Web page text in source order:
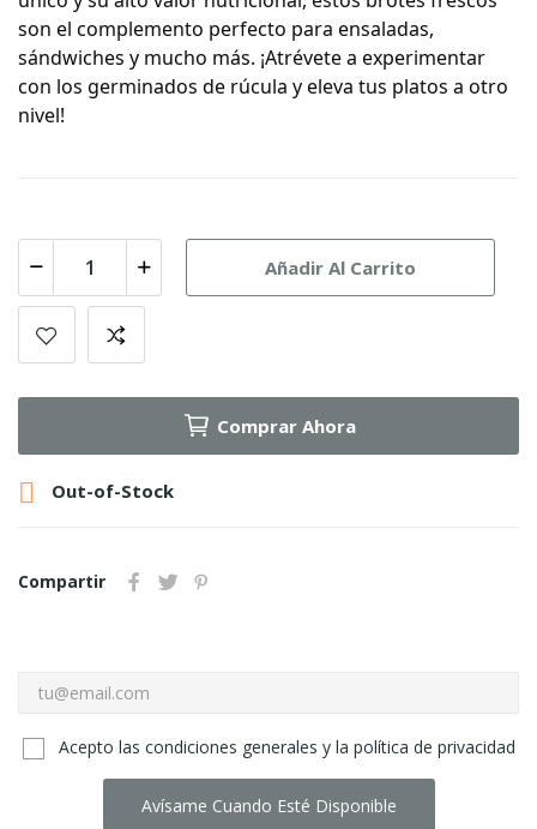
son el complemento perfecto para ensaladas,
sándwiches y mucho más. ¡Atrévete a experimentar
con los germinados de rúcula y eleva tus platos a otro
nivel!
Añadir Al Carrito
Comprar Ahora
 Out-of-Stock
Compartir
Acepto las condiciones generales y la política de privacidad
Avísame Cuando Esté Disponible